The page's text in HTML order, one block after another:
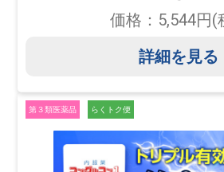
価格：5,544円(
詳細を見る
第３類医薬品 らくトク便